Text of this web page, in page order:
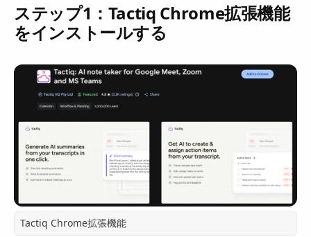
ステップ1：Tactiq Chrome拡張機能
をインストールする
Tactiq Chrome拡張機能